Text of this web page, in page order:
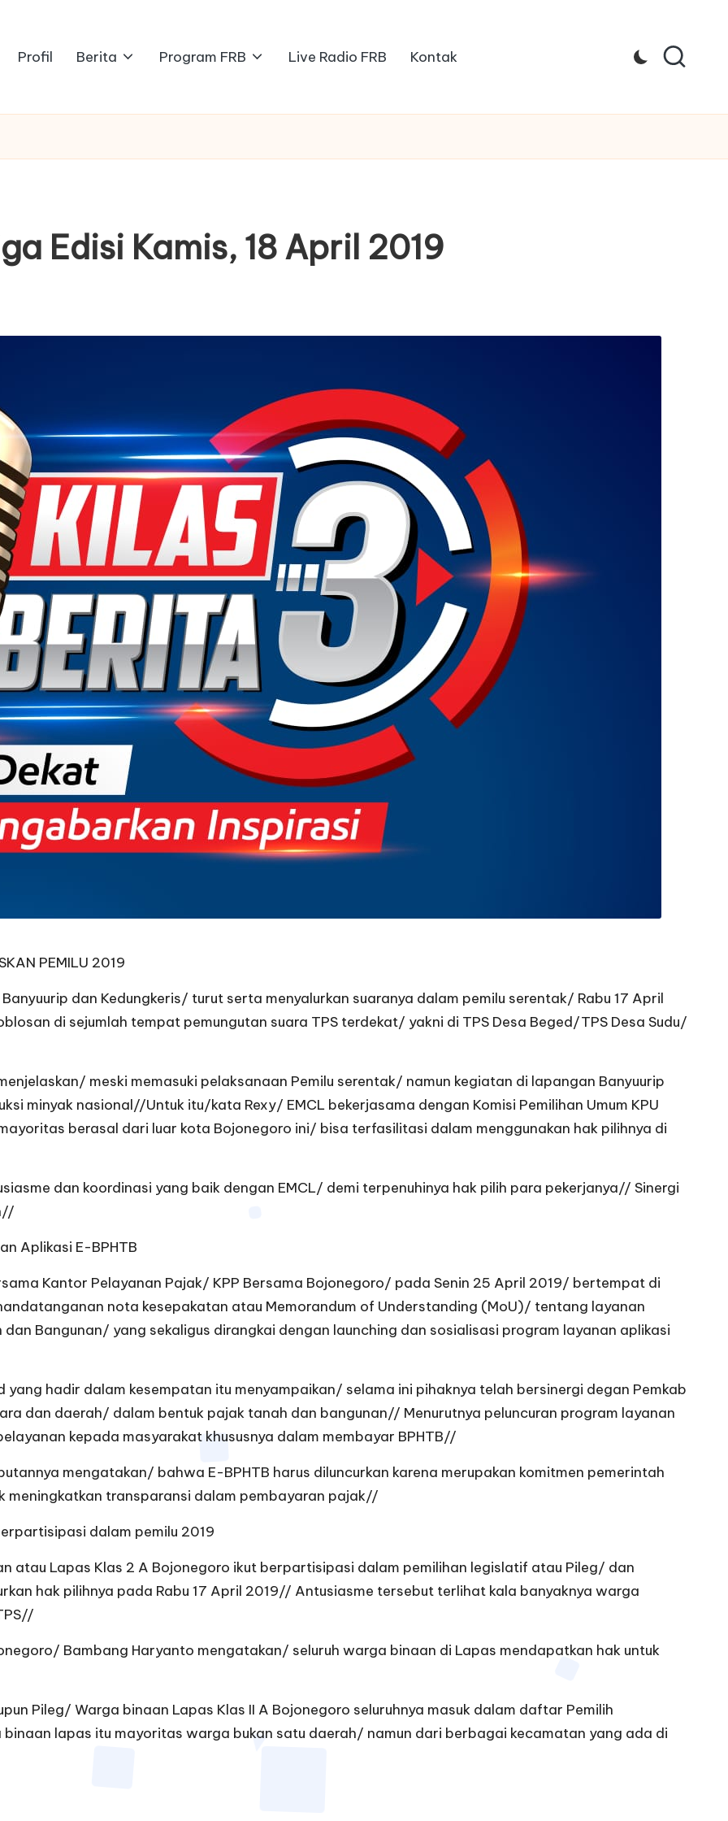
Profil Berita Program FRB Live Radio FRB Kontak
Edisi Kamis, 18 April 2019
PEMILU 2019
dan Kedungkeris/ turut serta menyalurkan suaranya dalam pemilu serentak/ Rabu 17 April
di sejumlah tempat pemungutan suara TPS terdekat/ yakni di TPS Desa Beged/TPS Desa Sudu/
meski memasuki pelaksanaan Pemilu serentak/ namun kegiatan di lapangan Banyuurip
minyak nasional//Untuk itu/kata Rexy/ EMCL bekerjasama dengan Komisi Pemilihan Umum KPU
berasal dari luar kota Bojonegoro ini/ bisa terfasilitasi dalam menggunakan hak pilihnya di
dan koordinasi yang baik dengan EMCL/ demi terpenuhinya hak pilih para pekerjanya// Sinergi
Aplikasi E-BPHTB
Kantor Pelayanan Pajak/ KPP Bersama Bojonegoro/ pada Senin 25 April 2019/ bertempat di
nota kesepakatan atau Memorandum of Understanding (MoU)/ tentang layanan
Bangunan/ yang sekaligus dirangkai dengan launching dan sosialisasi program layanan aplikasi
yang hadir dalam kesempatan itu menyampaikan/ selama ini pihaknya telah bersinergi degan Pemkab
dan daerah/ dalam bentuk pajak tanah dan bangunan// Menurutnya peluncuran program layanan
kepada masyarakat khususnya dalam membayar BPHTB//
mengatakan/ bahwa E-BPHTB harus diluncurkan karena merupakan komitmen pemerintah
meningkatkan transparansi dalam pembayaran pajak//
dalam pemilu 2019
atau Lapas Klas 2 A Bojonegoro ikut berpartisipasi dalam pemilihan legislatif atau Pileg/ dan
hak pilihnya pada Rabu 17 April 2019// Antusiasme tersebut terlihat kala banyaknya warga
Bambang Haryanto mengatakan/ seluruh warga binaan di Lapas mendapatkan hak untuk
Pileg/ Warga binaan Lapas Klas II A Bojonegoro seluruhnya masuk dalam daftar Pemilih
lapas itu mayoritas warga bukan satu daerah/ namun dari berbagai kecamatan yang ada di